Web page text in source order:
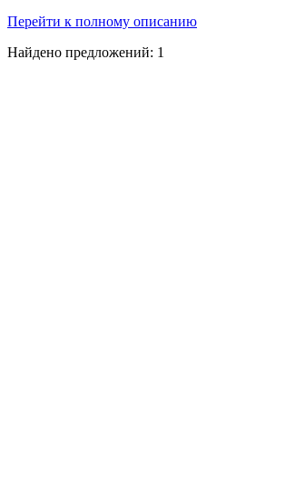
Перейти к полному описанию
Найдено предложений: 1